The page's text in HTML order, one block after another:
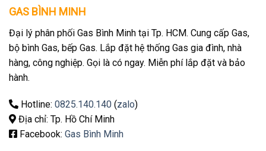
GAS BÌNH MINH
Đại lý phân phối Gas Bình Minh tại Tp. HCM. Cung cấp Gas,
bộ bình Gas, bếp Gas. Lắp đặt hệ thống Gas gia đình, nhà
hàng, công nghiệp. Gọi là có ngay. Miễn phí lắp đặt và bảo
hành.
Hotline: 0825.140.140 (zalo)
Địa chỉ: Tp. Hồ Chí Minh
Facebook: Gas Bình Minh